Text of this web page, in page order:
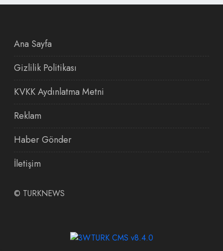
Ana Sayfa
Gizlilik Politikası
KVKK Aydınlatma Metni
Reklam
Haber Gönder
İletişim
© TURKNEWS